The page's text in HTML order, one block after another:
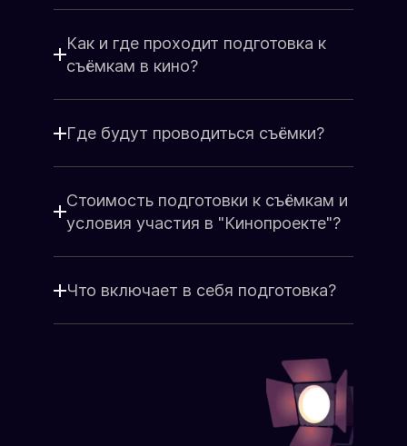
Я принимаю Положениеи даю
Согласиена обработку персональных
данных.
Я соглашаюсь с условиямиОферты.
Как и где проходит подготовка к
съёмкам в кино?
Где будут проводиться съёмки?
Стоимость подготовки к съёмкам и
условия участия в "Кинопроекте"?
Что включает в себя подготовка?